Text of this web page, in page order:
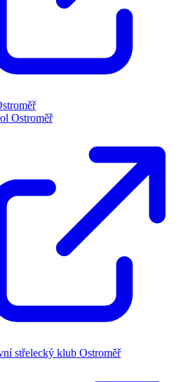
Ostroměř
střelecký klub Ostroměř